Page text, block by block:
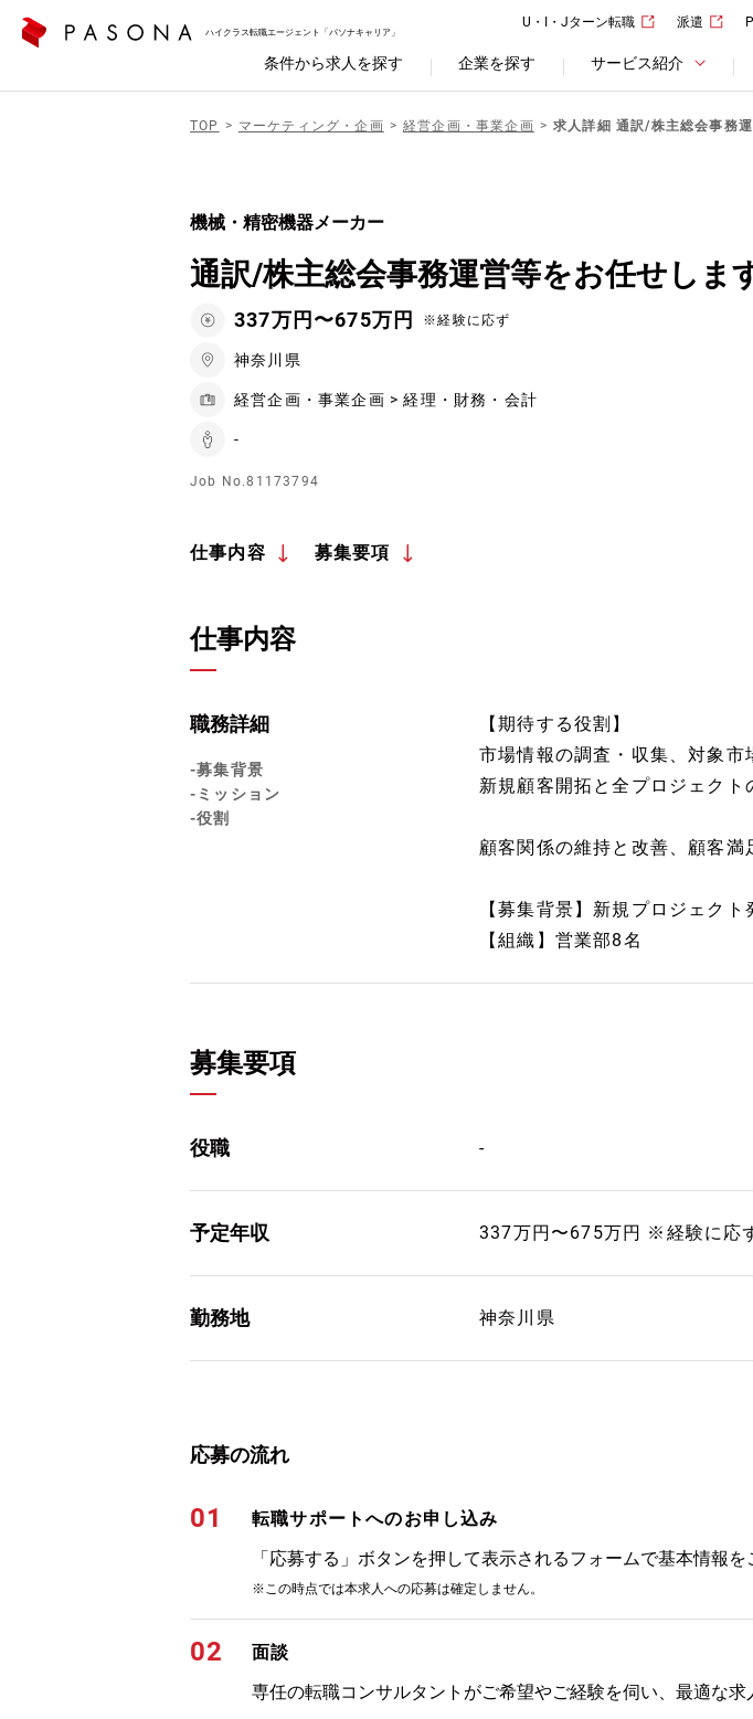
ハイクラス転職エージェント「パソナキャリア」
U・I・Jターン転職 派遣
条件から求人を探す 企業を探す サービス紹介
TOP マーケティング・企画 経営企画・事業企画 求人詳細 通訳/株主総会事務
機械・精密機器メーカー
通訳/株主総会事務運営等をお任せしま
337万円〜675万円 ※経験に応ず
神奈川県
経営企画・事業企画 > 経理・財務・会計
-
Job No.81173794
仕事内容 募集要項
仕事内容
職務詳細
-募集背景
-ミッション
-役割
【期待する役割】
市場情報の調査・収集、対象市
新規顧客開拓と全プロジェ
顧客関係の維持と改善、顧客満
【募集背景】新規プロジェクト
【組織】営業部8名
募集要項
役職 -
予定年収 337万円〜675万円 ※経験に応
勤務地 神奈川県
応募の流れ
01
転職サポートへのお申し込み
「応募する」ボタンを押して表示されるフォームで基本情報を
※この時点では本求人への応募は確定しません。
02
面談
専任の転職コンサルタントがご希望やご経験を伺い、最適な求